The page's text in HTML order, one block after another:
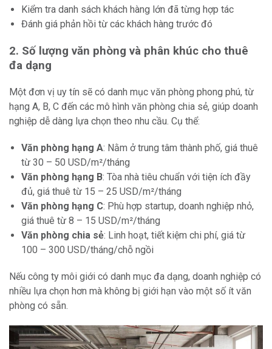
Kiểm tra danh sách khách hàng lớn đã từng hợp tác
Đánh giá phản hồi từ các khách hàng trước đó
2. Số lượng văn phòng và phân khúc cho thuê
đa dạng
Một đơn vị uy tín sẽ có danh mục văn phòng phong phú, từ
hạng A, B, C đến các mô hình văn phòng chia sẻ, giúp doanh
nghiệp dễ dàng lựa chọn theo nhu cầu. Cụ thể:
Văn phòng hạng A: Nằm ở trung tâm thành phố, giá thuê
từ 30 – 50 USD/m²/tháng
Văn phòng hạng B: Tòa nhà tiêu chuẩn với tiện ích đầy
đủ, giá thuê từ 15 – 25 USD/m²/tháng
Văn phòng hạng C: Phù hợp startup, doanh nghiệp nhỏ,
giá thuê từ 8 – 15 USD/m²/tháng
Văn phòng chia sẻ: Linh hoạt, tiết kiệm chi phí, giá từ
100 – 300 USD/tháng/chỗ ngồi
Nếu công ty môi giới có danh mục đa dạng, doanh nghiệp có
nhiều lựa chọn hơn mà không bị giới hạn vào một số ít văn
phòng có sẵn.